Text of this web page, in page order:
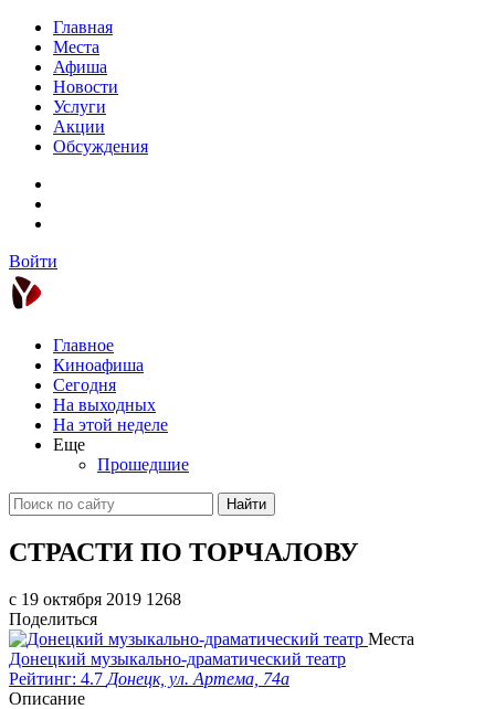
Главная
Места
Афиша
Новости
Услуги
Акции
Обсуждения
Войти
Главное
Киноафиша
Сегодня
На выходных
На этой неделе
Еще
Прошедшие
Найти
СТРАСТИ ПО ТОРЧАЛОВУ
c 19 октября 2019 1268
Поделиться
Места
Донецкий музыкально-драматический театр
Рейтинг: 4.7 Донецк, ул. Артема, 74а
Описание